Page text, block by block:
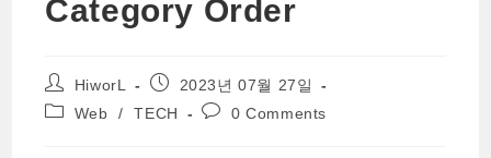
Category Order
Post
author:
HiworL
Post
published:
2023년 07월 27일
PostWeb / TECH
Post0 Comments